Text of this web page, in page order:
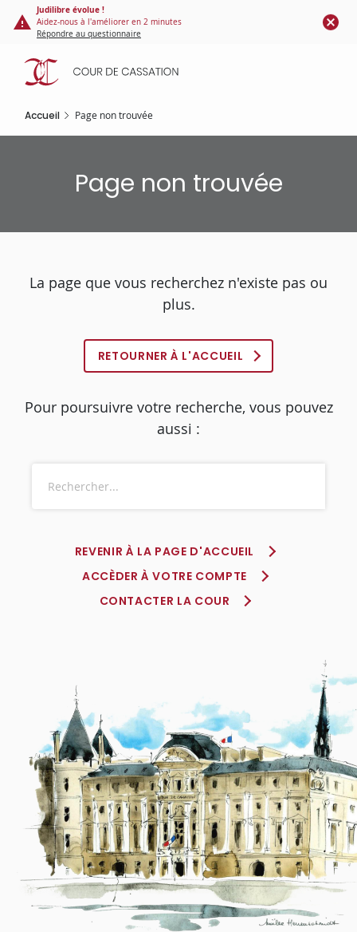
Panneau de gestion des cookies
contenu
principal
Judilibre évolue !
Aidez-nous à l'améliorer en 2 minutes
Répondre au questionnaire
Accueil Page non trouvée
Page non trouvée
La page que vous recherchez n'existe pas ou
plus.
RETOURNER À L'ACCUEIL
Pour poursuivre votre recherche, vous pouvez
aussi :
REVENIR À LA PAGE D'ACCUEIL
ACCÈDER À VOTRE COMPTE
CONTACTER LA COUR